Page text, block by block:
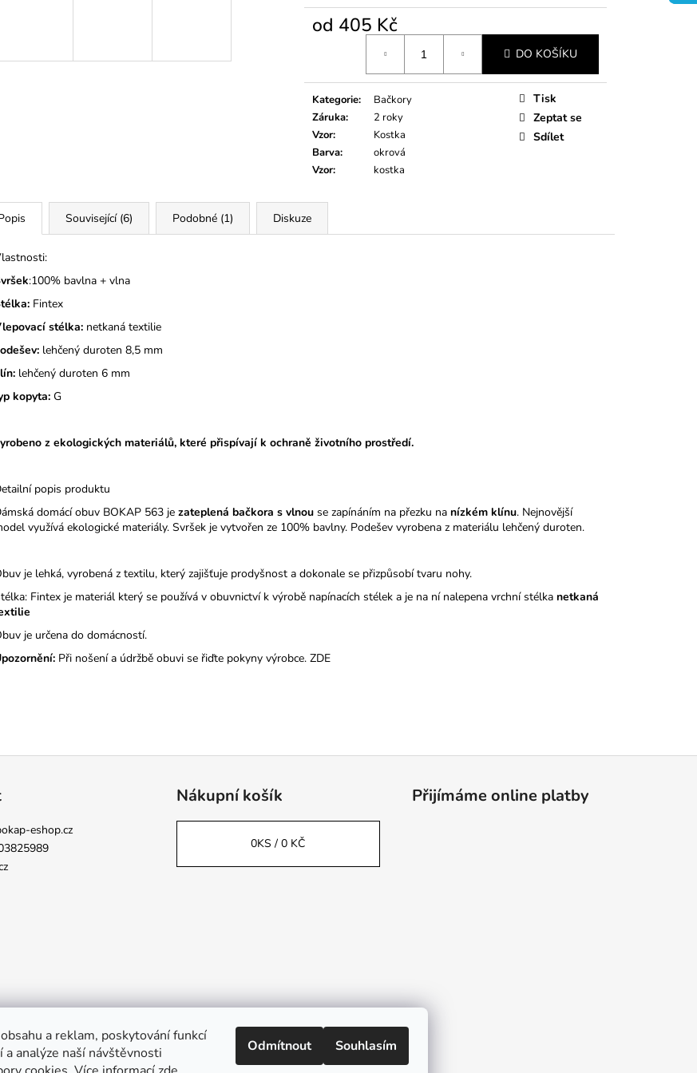
a reklam, poskytování funkcí
a analýze naší návštěvnosti
Odmítnout Souhlasím
od 405 Kč
DO KOŠÍKU
Kategorie:
Bačkory
Záruka:
2 roky
Vzor:
Kostka
Barva:
okrová
Vzor: kostka
Tisk
Zeptat se
Sdílet
Související (6) Podobné (1) Diskuze
:100% bavlna + vlna
Fintex
stélka: netkaná textilie
lehčený duroten 8,5 mm
lehčený duroten 6 mm
kopyta: G
z ekologických materiálů, které přispívají k ochraně životního prostředí.
popis produktu
domácí obuv BOKAP 563 je zateplená bačkora s vlnou se zapínáním na přezku na nízkém klínu. Nejnovější
využívá ekologické materiály. Svršek je vytvořen ze 100% bavlny. Podešev vyrobena z materiálu lehčený duroten.
je lehká, vyrobená z textilu, který zajišťuje prodyšnost a dokonale se přizpůsobí tvaru nohy.
Fintex je materiál který se používá v obuvnictví k výrobě napínacích stélek a je na ní nalepena vrchní stélka netkaná
je určena do domácností.
Při nošení a údržbě obuvi se řiďte pokyny výrobce. ZDE
eshop.cz
Nákupní košík
0KS /0 KČ
Přijímáme online platby
Napsali o nás